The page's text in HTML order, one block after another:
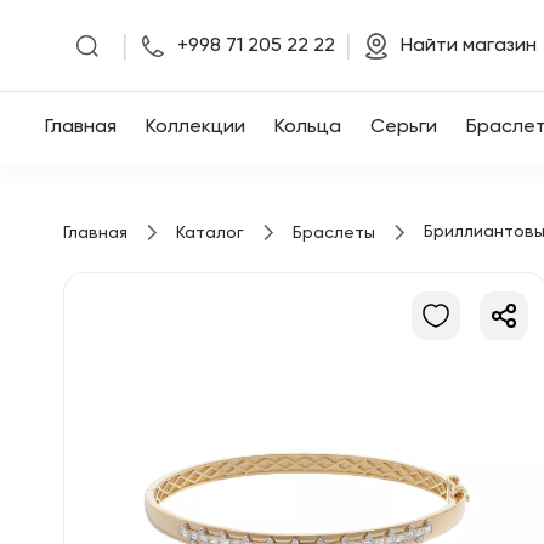
Главная
+998 71 205 22 22 Найти магазин
Главная Коллекции Кольца Серьги
Главная Каталог Браслеты